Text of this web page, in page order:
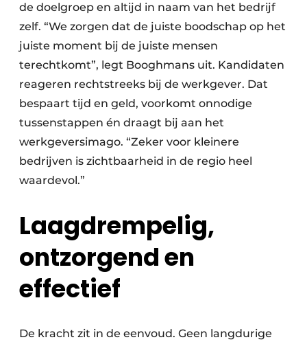
de doelgroep en altijd in naam van het bedrijf
zelf. “We zorgen dat de juiste boodschap op het
juiste moment bij de juiste mensen
terechtkomt”, legt Booghmans uit. Kandidaten
reageren rechtstreeks bij de werkgever. Dat
bespaart tijd en geld, voorkomt onnodige
tussenstappen én draagt bij aan het
werkgeversimago. “Zeker voor kleinere
bedrijven is zichtbaarheid in de regio heel
waardevol.”
Laagdrempelig,
ontzorgend en
effectief
De kracht zit in de eenvoud. Geen langdurige